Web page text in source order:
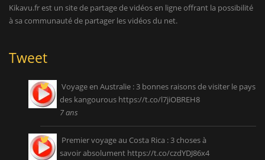
Kikavu.fr est un site de partage de vidéos en ligne offrant la possibilité
à sa communauté de partager les vidéos du net.
Tweet
Voyage en Australie : 3 bonnes raisons de visiter le pays
des kangourous https://t.co/l7jiOBREH8
7 ans
Premier voyage au Costa Rica : 3 choses à
savoir absolument https://t.co/czdYDJ86x4